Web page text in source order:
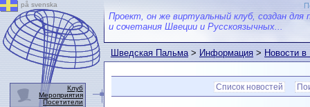
Проект, он же виртуальный клуб, создан для
и сочетания Швеции и Русскоязычных...
Шведская Пальма>Информация>Новости
Список новостей
på svenska
Клуб
Мероприятия
Посетители